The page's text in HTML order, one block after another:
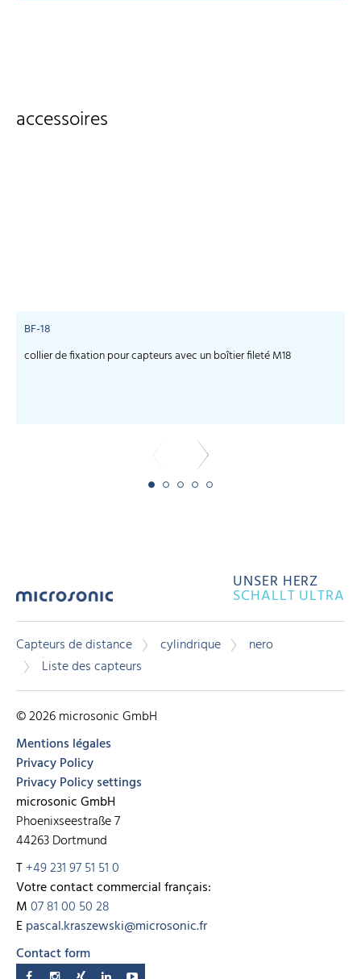
accessoires
BF-18
collier de fixation pour capteurs avec un boîtier fileté M18
UNSER HERZ
SCHALLT ULTRA
Capteurs de distance cylindrique
nero
Liste des capteurs
© 2026 microsonic GmbH
Mentions légales
Privacy Policy
Privacy Policy settings
microsonic GmbH
Phoenixseestraße 7
44263 Dortmund
T+49 231 97 51 51 0
Votre contact commercial français:
M07 81 00 50 28
Epascal.kraszewski@microsonic.fr
Contact form